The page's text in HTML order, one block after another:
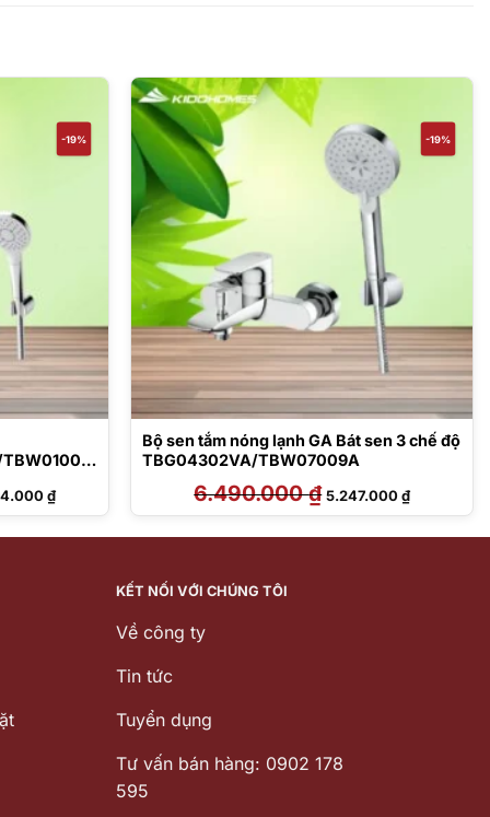
-19%
₫Giá
hiện
tại
19.394.000 ₫.
-19%
Bộ sen tắm nóng lạnh GA Bát sen 3 chế độ
TBG04302VA/TBW07009A
6.490.000₫ Giá
gốc
là:
5.247.000₫Giá
hiện
tại
5.247.000
KẾT NỐI VỚI CHÚNG TÔI
Về công ty
Tin tức
Tuyển dụng
Tư vấn bán hàng: 0902 178
595